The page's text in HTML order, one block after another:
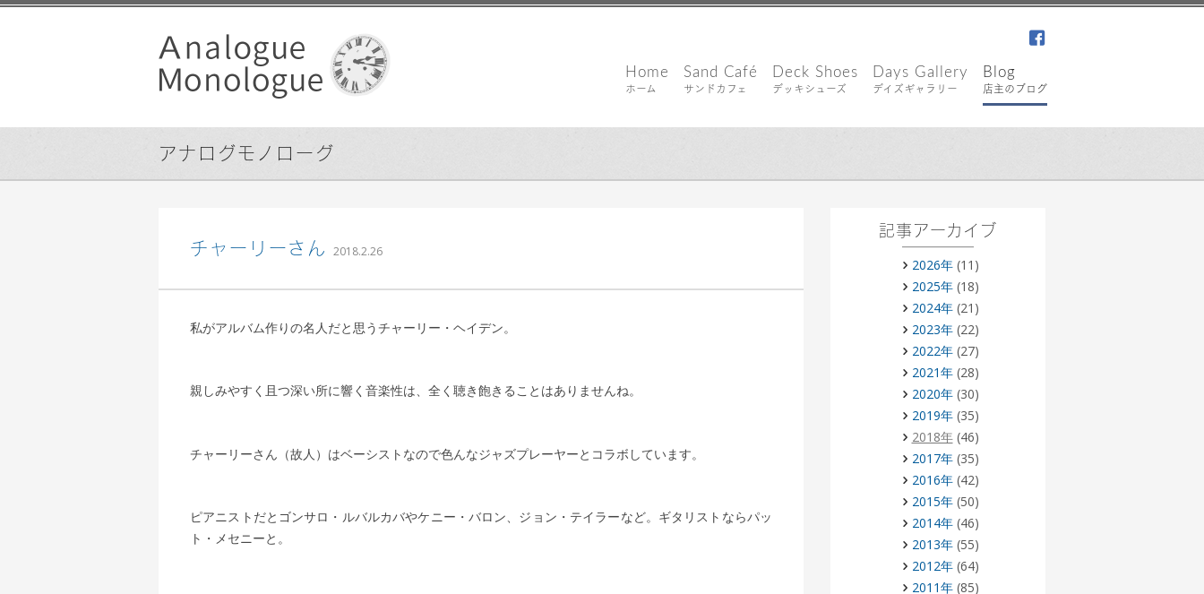
Home
ホーム
Sand Café
サンドカフェ
Deck Shoes
デッキシューズ
Days Gallery
デイズギャラリー
Blog
店主のブログ
アナログモノローグ
チャーリーさん 2018.2.26
私がアルバム作りの名人だと思うチャーリー・ヘイデン。
親しみやすく且つ深い所に響く音楽性は、全く聴き飽きることはありませんね。
チャーリーさん（故人）はベーシストなので色んなジャズプレーヤーとコラボしています。
ピアニストだとゴンサロ・ルバルカバやケニー・バロン、ジョン・テイラーなど。ギタリストならパッ
ト・メセニーと。
記事アーカイブ
2026年(11)
2025年(18)
2024年(21)
2023年(22)
2022年(27)
2021年(28)
2020年(30)
2019年(35)
2018年(46)
2017年(35)
2016年(42)
2015年(50)
2014年(46)
2013年(55)
2012年(64)
2011年(85)